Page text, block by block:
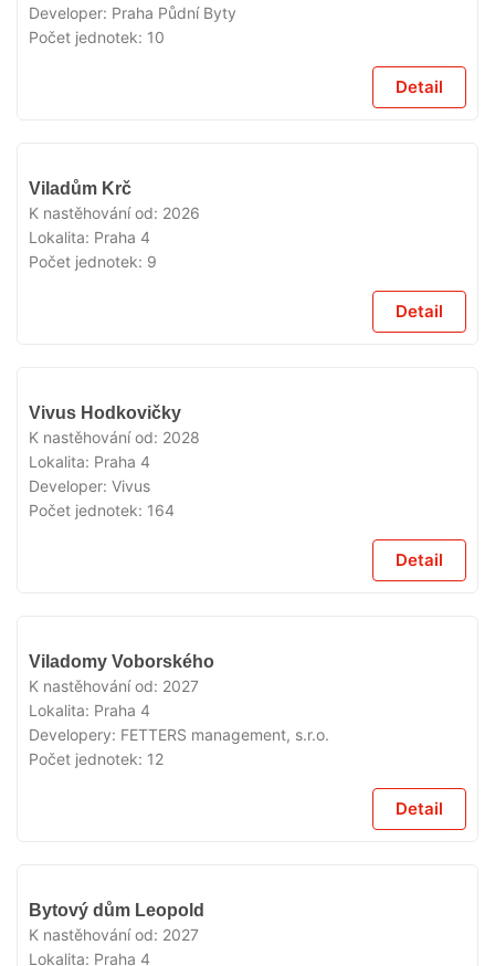
Developer: Praha Půdní Byty
Počet jednotek: 10
Detail
Viladům Krč
K nastěhování od: 2026
Lokalita: Praha 4
Počet jednotek: 9
Detail
Vivus Hodkovičky
K nastěhování od: 2028
Lokalita: Praha 4
Developer: Vivus
Počet jednotek: 164
Detail
Viladomy Voborského
K nastěhování od: 2027
Lokalita: Praha 4
Developery: FETTERS management, s.r.o.
Počet jednotek: 12
Detail
Bytový dům Leopold
K nastěhování od: 2027
Lokalita: Praha 4